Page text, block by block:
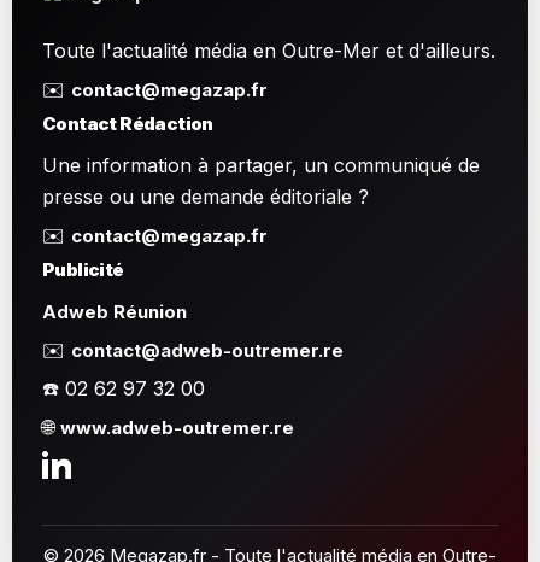
Toute l'actualité média en Outre-Mer et d'ailleurs.
✉️ contact@megazap.fr
Contact Rédaction
Une information à partager, un communiqué de
presse ou une demande éditoriale ?
✉️ contact@megazap.fr
Publicité
Adweb Réunion
✉️ contact@adweb-outremer.re
☎️ 02 62 97 32 00
🌐www.adweb-outremer.re
© 2026 Megazap.fr - Toute l'actualité média en Outre-